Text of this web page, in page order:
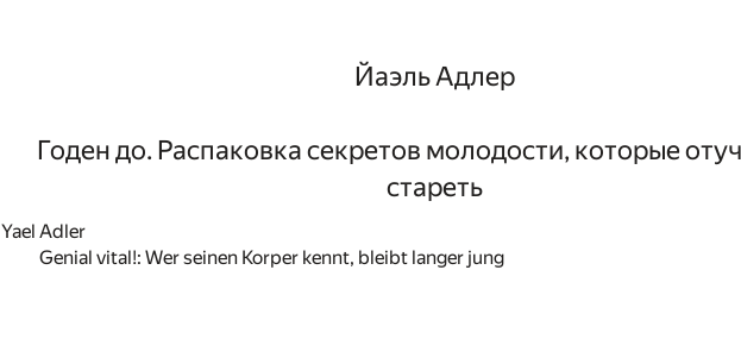
Йаэль Адлер
Годен до. Распаковка секретов молодости, которые
стареть
Yael Adler
Genial vital!: Wer seinen Korper kennt, bleibt langer jung